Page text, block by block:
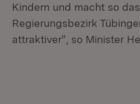
Kindern und macht so
Regierungsbezirk
attraktiver", so Minister